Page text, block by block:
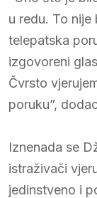
u redu. To
telepatska
izgovoreni
Čvrsto
poruku”,
Iznenada se
istraživači
jedinstveno i